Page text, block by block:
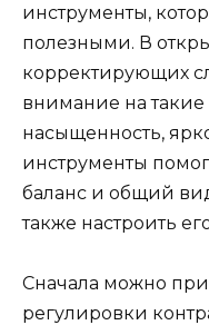
инструменты,
полезными. В
корректирующих
внимание на такие
насыщенность,
инструменты
баланс и общий
также настроить
Сначала можно
регулировки